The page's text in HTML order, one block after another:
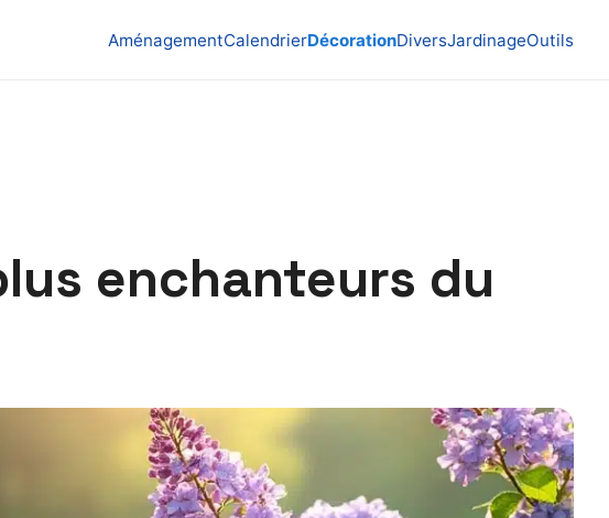
AménagementCalendrierDécorationDiversJardinageOutils
enchanteurs du